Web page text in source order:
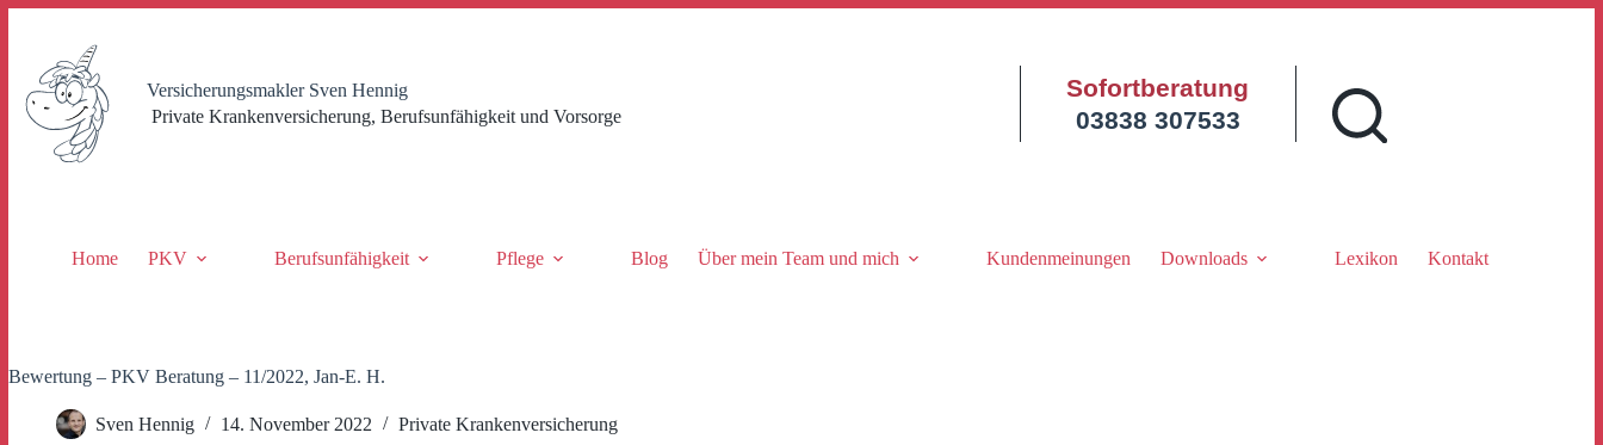
springen
Versicherungsmakler Sven Hennig
Private Krankenversicherung, Berufsunfähigkeit und Vorsorge
Sofortberatung
03838 307533
Home PKV Berufsunfähigkeit Pflege Blog Über mein Team und mich Kundenmeinungen Downloads Lexikon Kontakt
Bewertung – PKV Beratung – 11/2022, Jan-E. H.
Sven Hennig 14. November 2022 Private Krankenversicherung